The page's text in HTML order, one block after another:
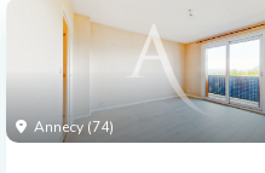
Annecy (74)